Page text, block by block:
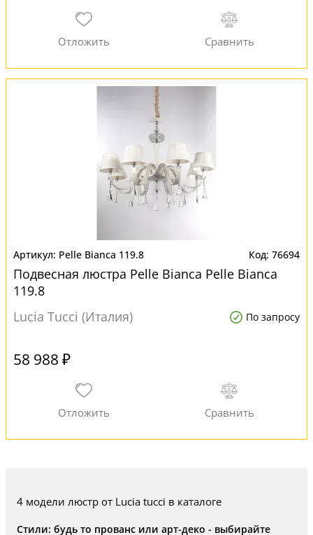
Pelle Bianca 119.8 76694
Подвесная люстра Pelle Bianca Pelle Bianca
119.8
Lucia Tucci (Италия)
По запросу
58 988 ₽
4 модели люстр от Lucia tucci в каталоге
Стили: будь то прованс или арт-деко - выбирайте